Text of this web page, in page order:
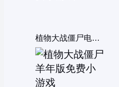
植物大战僵尸电脑选关版